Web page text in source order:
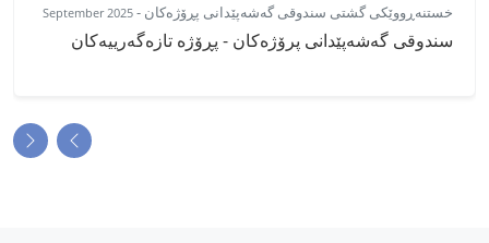
خستنەڕووێکی گشتی سندوقی گەشەپێدانی پڕۆژەکان -
September 2025
سندوقی گەشەپێدانی پرۆژەکان - پڕۆژە تازەگەرییەکان